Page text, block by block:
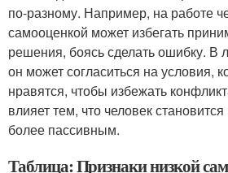
по-разному. Например, на работе
самооценкой может избегать
решения, боясь сделать ошибку. В
он может согласиться на условия,
нравятся, чтобы избежать
влияет тем, что человек
более пассивным.
Таблица: Признаки низкой